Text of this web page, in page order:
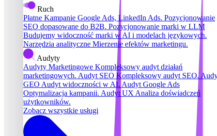
Ruch
Płatne Kampanie Google Ads, LinkedIn Ads. Pozycjonowanie
SEO dopasowane do B2B. Pozycjonowanie marki w LLM
Budujemy widoczność marki w AI i modelach językowych.
Narzędzia analityczne Mierzenie efektów marketingu.
Audyty
Audyty Marketingowe Kompleksowy audyt działań
marketingowych. Audyt SEO Kompleksowy audyt SEO.
GEO Audyt widoczności w AI. Audyt Google Ads
Optymalizacja kampanii. Audyt UX Analiza doświadczeń
użytkowników.
Zobacz wszystkie usługi